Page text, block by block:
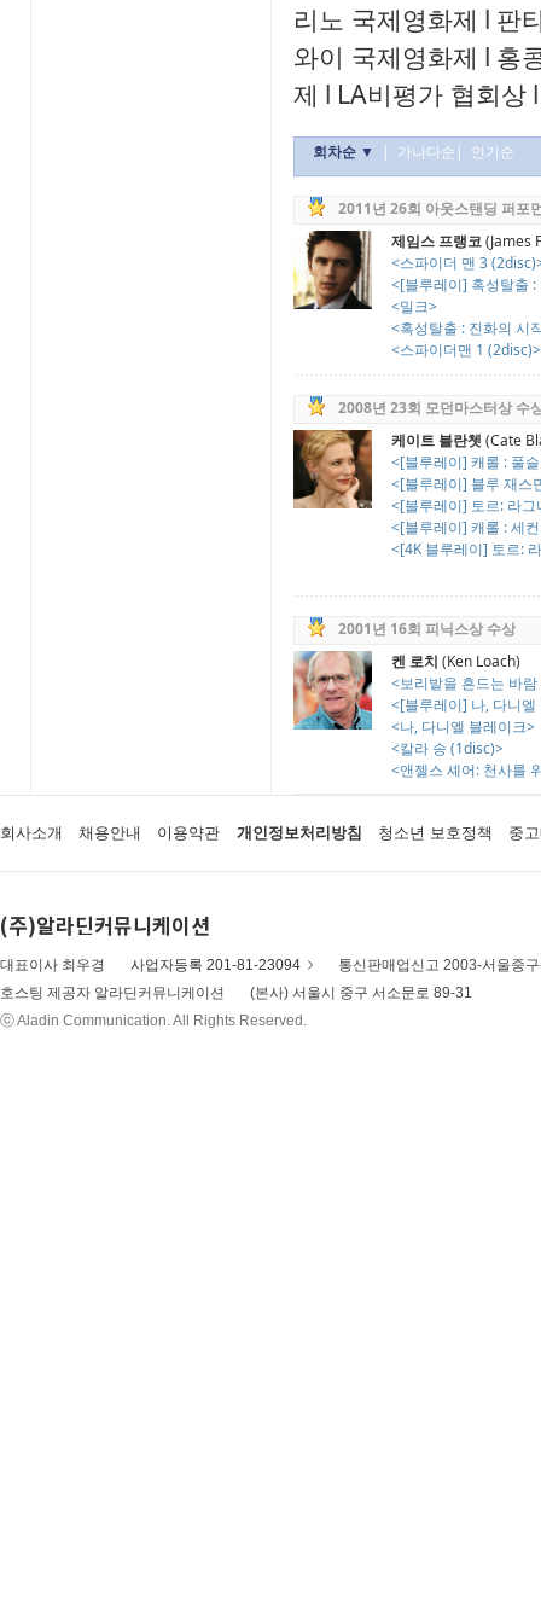
리노 국제영화제 l 판
와이 국제영화제 l 홍
제 l LA비평가 협회상 l
회차순 ▼ | 가나다순 | 인기순
2011년 26회 아웃스탠딩 퍼포
제임스 프랭코(James
<스파이더 맨 3
<[블루레이] 혹성탈출 :
<밀크>
<혹성탈출 : 진화의 시
<스파이더맨 1 (2disc)>
2008년 23회 모던마스터상 수
케이트 블란쳇 (Cate
<[블루레이] 캐롤 : 풀
<[블루레이] 블루 재스
<[블루레이] 토르: 라그
<[블루레이] 캐롤 : 세
<[4K 블루레이] 토르:
2001년 16회 피닉스상 수상
켄 로치 (Ken Loach)
<보리밭을 흔드는 바
<[블루레이] 나, 다니엘
<나, 다니엘 블레이크>
<칼라 송 (1disc)>
<앤젤스 셰어: 천사를
회사소개 채용안내 이용약관 개인정보처리방침 청소년 보호정책 중
(주)알라딘커뮤니케이션
대표이사 최우경 사업자등록 201-81-23094
통신판매업신고 2003-서울중
호스팅 제공자 알라딘커뮤니케이션
(본사) 서울시 중구 서소문로 89-31
ⓒ Aladin Communication. All Rights Reserved.